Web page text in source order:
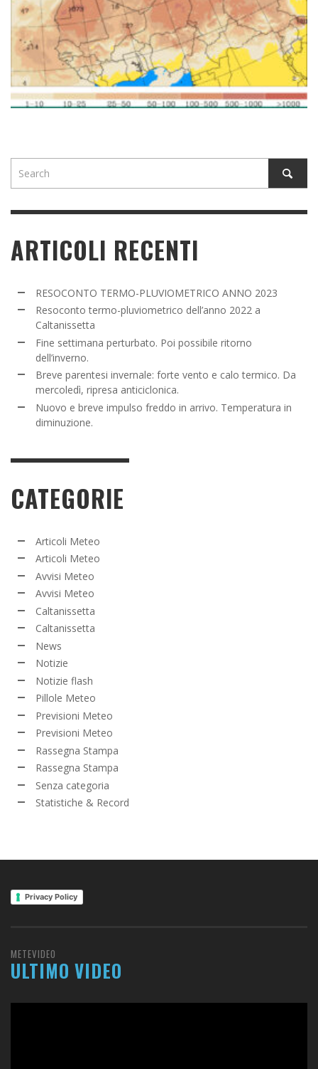
ARTICOLI RECENTI
RESOCONTO TERMO-PLUVIOMETRICO ANNO 2023
Resoconto termo-pluviometrico dell’anno 2022 a
Caltanissetta
Fine settimana perturbato. Poi possibile ritorno
dell’inverno.
Breve parentesi invernale: forte vento e calo termico. Da
mercoledì, ripresa anticiclonica.
Nuovo e breve impulso freddo in arrivo. Temperatura in
diminuzione.
CATEGORIE
Articoli Meteo
Articoli Meteo
Avvisi Meteo
Avvisi Meteo
Caltanissetta
Caltanissetta
News
Notizie
Notizie flash
Pillole Meteo
Previsioni Meteo
Previsioni Meteo
Rassegna Stampa
Rassegna Stampa
Senza categoria
Statistiche & Record
Privacy Policy
METEVIDEO
ULTIMO VIDEO